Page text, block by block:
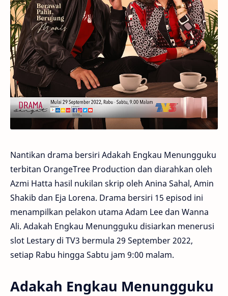
Nantikan drama bersiri Adakah Engkau Menungguku
terbitan OrangeTree Production dan diarahkan oleh
Azmi Hatta hasil nukilan skrip oleh Anina Sahal, Amin
Shakib dan Eja Lorena. Drama bersiri 15 episod ini
menampilkan pelakon utama Adam Lee dan Wanna
Ali. Adakah Engkau Menungguku disiarkan menerusi
slot Lestary di TV3 bermula 29 September 2022,
setiap Rabu hingga Sabtu jam 9:00 malam.
Adakah Engkau Menungguku